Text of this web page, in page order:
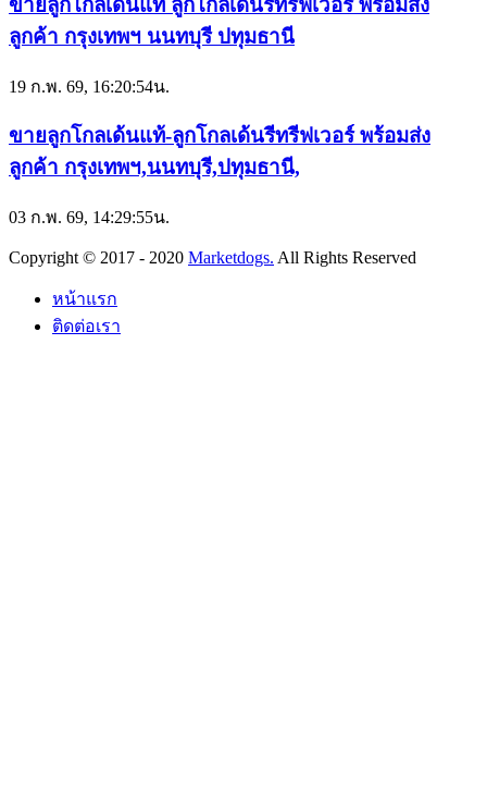
ขายลูกโกลเด้นแท้ ลูกโกลเด้นรีทรีฟเวอร์ พร้อมส่ง
ลูกค้า กรุงเทพฯ นนทบุรี ปทุมธานี
19 ก.พ. 69, 16:20:54น.
ขายลูกโกลเด้นแท้-ลูกโกลเด้นรีทรีฟเวอร์ พร้อมส่ง
ลูกค้า กรุงเทพฯ,นนทบุรี,ปทุมธานี,
03 ก.พ. 69, 14:29:55น.
Copyright © 2017 - 2020 Marketdogs. All Rights Reserved
หน้าแรก
ติดต่อเรา